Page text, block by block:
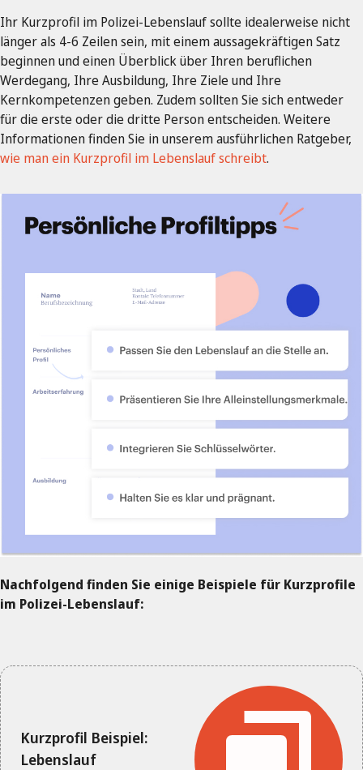
Ihr Kurzprofil im Polizei-Lebenslauf sollte idealerweise nicht
länger als 4-6 Zeilen sein, mit einem aussagekräftigen Satz
beginnen und einen Überblick über Ihren beruflichen
Werdegang, Ihre Ausbildung, Ihre Ziele und Ihre
Kernkompetenzen geben. Zudem sollten Sie sich entweder
für die erste oder die dritte Person entscheiden. Weitere
Informationen finden Sie in unserem ausführlichen Ratgeber,
wie man ein Kurzprofil im Lebenslauf schreibt.
Nachfolgend finden Sie einige Beispiele für Kurzprofile
im Polizei-Lebenslauf:
Kurzprofil Beispiel:
Lebenslauf